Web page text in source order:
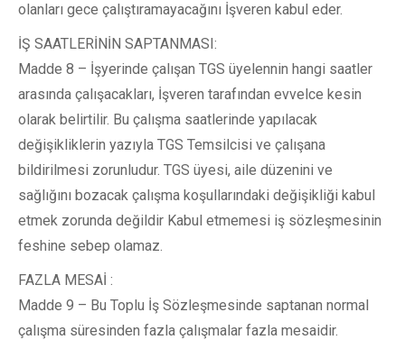
olanları gece çalıştıramayacağını İşveren kabul eder.
İŞ SAATLERİNİN SAPTANMASI:
Madde 8 – İşyerinde çalışan TGS üyelennin hangi saatler
arasında çalışacakları, İşveren tarafından evvelce kesin
olarak belirtilir. Bu çalışma saatlerinde yapılacak
değişikliklerin yazıyla TGS Temsilcisi ve çalışana
bildirilmesi zorunludur. TGS üyesi, aile düzenini ve
sağlığını bozacak çalışma koşullarındaki değişikliği kabul
etmek zorunda değildir Kabul etmemesi iş sözleşmesinin
feshine sebep olamaz.
FAZLA MESAİ :
Madde 9 – Bu Toplu İş Sözleşmesinde saptanan normal
çalışma süresinden fazla çalışmalar fazla mesaidir.